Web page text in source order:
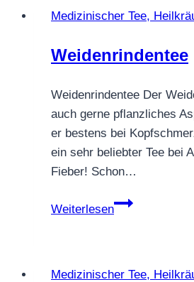
Medizinischer Tee,
Weidenrindentee
Weidenrindentee Der
auch gerne pflanzliches
er bestens bei
ein sehr beliebter Tee bei
Fieber! Schon…
Weiterlesen
Medizinischer Tee,